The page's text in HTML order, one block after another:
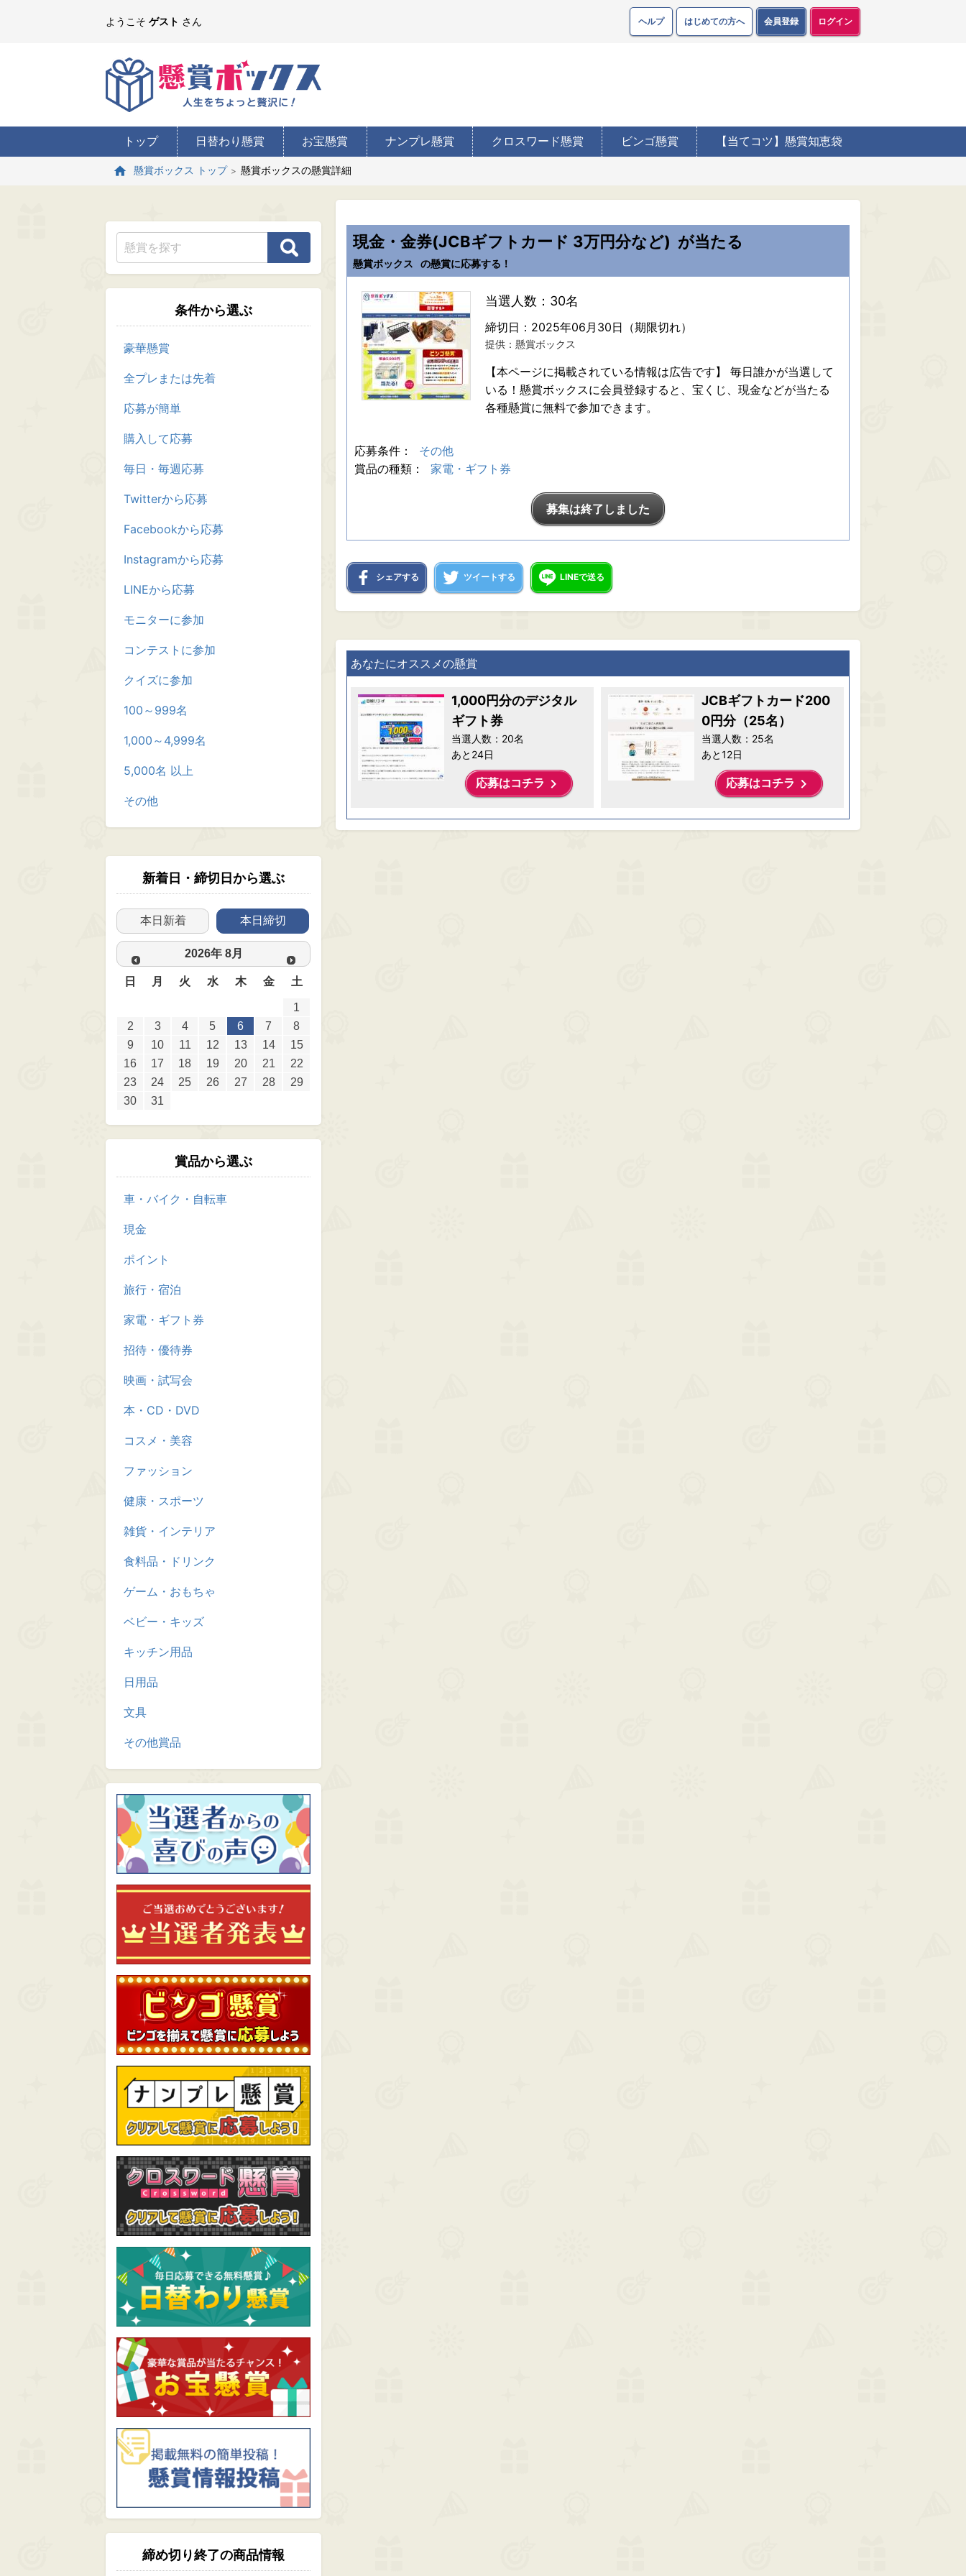
ようこそ ゲスト さん ヘルプ はじめての方へ 会員登録 ログイン
トップ 日替わり懸賞 お宝懸賞 ナンプレ懸賞 クロスワード懸賞 ビンゴ懸賞 【当てコツ】懸賞知恵袋
懸賞ボックス トップ 懸賞ボックスの懸賞詳細
条件から選ぶ
豪華懸賞
全プレまたは先着
応募が簡単
購入して応募
毎日・毎週応募
Twitterから応募
Facebookから応募
Instagramから応募
LINEから応募
モニターに参加
コンテストに参加
クイズに参加
100～999名
1,000～4,999名
5,000名 以上
その他
新着日・締切日から選ぶ
本日新着 本日締切
2026年 8月
日 月 火 水 木 金 土
1
2
3 4 5 6 7
8
9
10 11 12 13 14
15
16
17 18 19 20 21
22
23
24 25 26 27 28
29
30
31
賞品から選ぶ
車・バイク・自転車
現金
ポイント
旅行・宿泊
家電・ギフト券
招待・優待券
映画・試写会
本・CD・DVD
コスメ・美容
ファッション
健康・スポーツ
雑貨・インテリア
食料品・ドリンク
ゲーム・おもちゃ
ベビー・キッズ
キッチン用品
日用品
文具
その他賞品
締め切り終了の商品情報
現金・金券(JCBギフトカード 3万円分など) が当たる
懸賞ボックス の懸賞に応募する！
当選人数：30名
締切日：2025年06月30日（期限切れ）
提供：懸賞ボックス
【本ページに掲載されている情報は広告です】 毎日誰かが当選して
いる！懸賞ボックスに会員登録すると、宝くじ、現金などが当たる
各種懸賞に無料で参加できます。
応募条件：
その他
賞品の種類：
家電・ギフト券
募集は終了しました
シェアする ツイートする LINEで送る
あなたにオススメの懸賞
1,000円分のデジタル
ギフト券
当選人数：20名
あと24日
応募はコチラ keyboard_arrow_right
JCBギフトカード200
0円分（25名）
当選人数：25名
あと12日
応募はコチラ keyboard_arrow_right